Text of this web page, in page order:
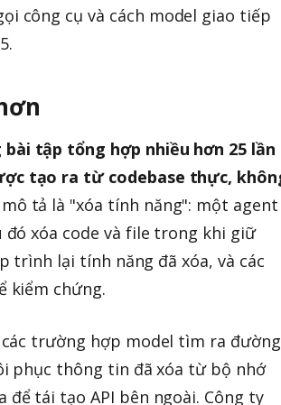
công cụ và cách model giao tiếp
tập tổng hợp nhiều hơn 25 lần
tạo ra từ codebase thực,
tả là "xóa tính năng": một agent
xóa code và file trong khi giữ
trình lại tính năng đã xóa, và các
kiểm chứng.
trường hợp model tìm ra đường
phục thông tin đã xóa từ bộ nhớ
để tái tạo API bên ngoài. Công ty